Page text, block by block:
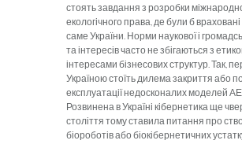
стоять завдання з розробки
екологічного права, де були б
саме України. Норми наукової і
та інтересів часто не збігаються з
інтересами бізнесових структур. Так,
Україною стоїть дилема закриття або
експлуатації недосконалих моделей
Розвинена в Україні кібернетика ще
століття тому ставила питання про
біороботів або біокібернетичних